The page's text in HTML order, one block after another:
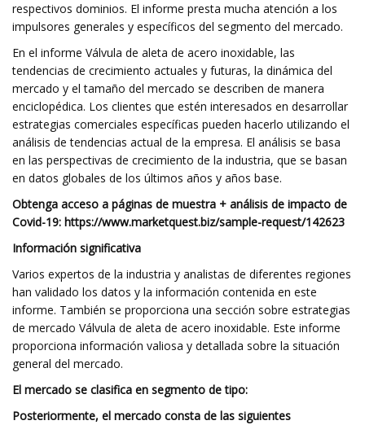
respectivos dominios. El informe presta mucha atención a los
impulsores generales y específicos del segmento del mercado.
En el informe Válvula de aleta de acero inoxidable, las
tendencias de crecimiento actuales y futuras, la dinámica del
mercado y el tamaño del mercado se describen de manera
enciclopédica. Los clientes que estén interesados ​​en desarrollar
estrategias comerciales específicas pueden hacerlo utilizando el
análisis de tendencias actual de la empresa. El análisis se basa
en las perspectivas de crecimiento de la industria, que se basan
en datos globales de los últimos años y años base.
Obtenga acceso a páginas de muestra + análisis de impacto de
Covid-19: https://www.marketquest.biz/sample-request/142623
Información significativa
Varios expertos de la industria y analistas de diferentes regiones
han validado los datos y la información contenida en este
informe. También se proporciona una sección sobre estrategias
de mercado Válvula de aleta de acero inoxidable. Este informe
proporciona información valiosa y detallada sobre la situación
general del mercado.
El mercado se clasifica en segmento de tipo:
Posteriormente, el mercado consta de las siguientes